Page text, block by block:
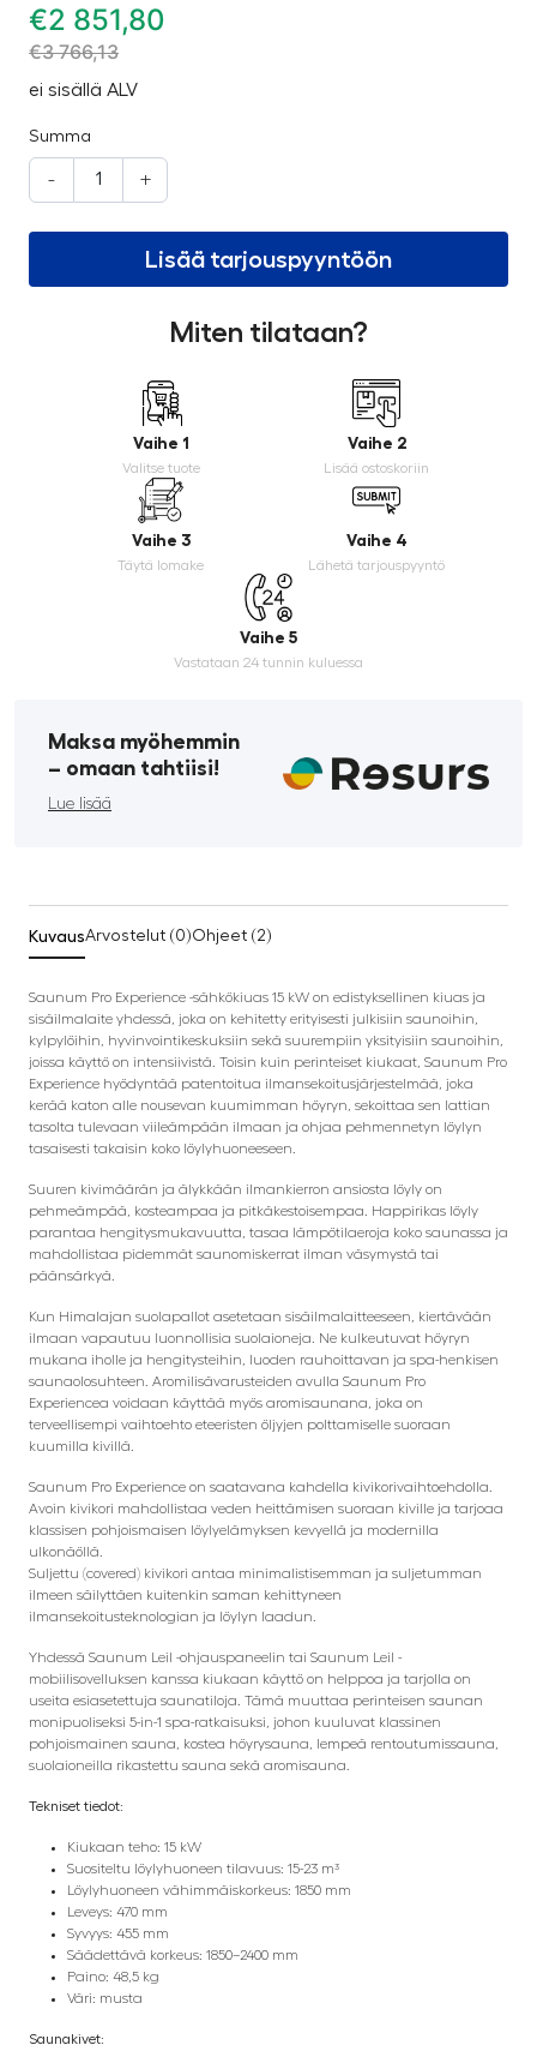
€2 851,80
€3 766,13
ei sisällä ALV
Summa
- +
Lisää tarjouspyyntöön
Miten tilataan?
Vaihe 1
Valitse tuote
Vaihe 2
Lisää ostoskoriin
Vaihe 3
Täytä lomake
Vaihe 4
Lähetä tarjouspyyntö
Vaihe 5
Vastataan 24 tunnin kuluessa
Maksa myöhemmin
­– omaan tahtiisi!
Lue lisää
KuvausArvostelut (0)Ohjeet (2)
Saunum Pro Experience -sähkökiuas 15 kW on edistyksellinen kiuas ja
sisäilmalaite yhdessä, joka on kehitetty erityisesti julkisiin saunoihin,
kylpylöihin, hyvinvointikeskuksiin sekä suurempiin yksityisiin saunoihin,
joissa käyttö on intensiivistä. Toisin kuin perinteiset kiukaat, Saunum Pro
Experience hyödyntää patentoitua ilmansekoitusjärjestelmää, joka
kerää katon alle nousevan kuumimman höyryn, sekoittaa sen lattian
tasolta tulevaan viileämpään ilmaan ja ohjaa pehmennetyn löylyn
tasaisesti takaisin koko löylyhuoneeseen.
Suuren kivimäärän ja älykkään ilmankierron ansiosta löyly on
pehmeämpää, kosteampaa ja pitkäkestoisempaa. Happirikas löyly
parantaa hengitysmukavuutta, tasaa lämpötilaeroja koko saunassa ja
mahdollistaa pidemmät saunomiskerrat ilman väsymystä tai
päänsärkyä.
Kun Himalajan suolapallot asetetaan sisäilmalaitteeseen, kiertävään
ilmaan vapautuu luonnollisia suolaioneja. Ne kulkeutuvat höyryn
mukana iholle ja hengitysteihin, luoden rauhoittavan ja spa-henkisen
saunaolosuhteen. Aromilisävarusteiden avulla Saunum Pro
Experiencea voidaan käyttää myös aromisaunana, joka on
terveellisempi vaihtoehto eteeristen öljyjen polttamiselle suoraan
kuumilla kivillä.
Saunum Pro Experience on saatavana kahdella kivikorivaihtoehdolla.
Avoin kivikori mahdollistaa veden heittämisen suoraan kiville ja tarjoaa
klassisen pohjoismaisen löylyelämyksen kevyellä ja modernilla
ulkonäöllä.
Suljettu (covered) kivikori antaa minimalistisemman ja suljetumman
ilmeen säilyttäen kuitenkin saman kehittyneen
ilmansekoitusteknologian ja löylyn laadun.
Yhdessä Saunum Leil -ohjauspaneelin tai Saunum Leil -
mobiilisovelluksen kanssa kiukaan käyttö on helppoa ja tarjolla on
useita esiasetettuja saunatiloja. Tämä muuttaa perinteisen saunan
monipuoliseksi 5-in-1 spa-ratkaisuksi, johon kuuluvat klassinen
pohjoismainen sauna, kostea höyrysauna, lempeä rentoutumissauna,
suolaioneilla rikastettu sauna sekä aromisauna.
Tekniset tiedot:
Kiukaan teho: 15 kW
Suositeltu löylyhuoneen tilavuus: 15-23 m³
Löylyhuoneen vähimmäiskorkeus: 1850 mm
Leveys: 470 mm
Syvyys: 455 mm
Säädettävä korkeus: 1850–2400 mm
Paino: 48,5 kg
Väri: musta
Saunakivet: